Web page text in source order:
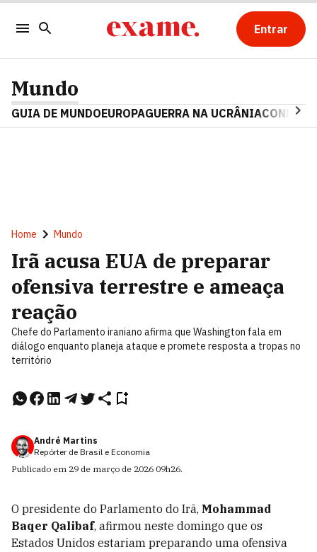
Entrar
Mundo
GUIA DE MUNDOEUROPAGUERRA NA UCRÂNIA
Home Mundo
Irã acusa EUA de preparar
ofensiva terrestre e ameaça
reação
Chefe do Parlamento iraniano afirma que Washington fala em
diálogo enquanto planeja ataque e promete resposta a tropas no
território
André Martins
Repórter de Brasil e Economia
Publicado em 29 de março de 2026 09h26.
O presidente do Parlamento do Irã, Mohammad
Baqer Qalibaf, afirmou neste domingo que os
Estados Unidos estariam preparando uma ofensiva